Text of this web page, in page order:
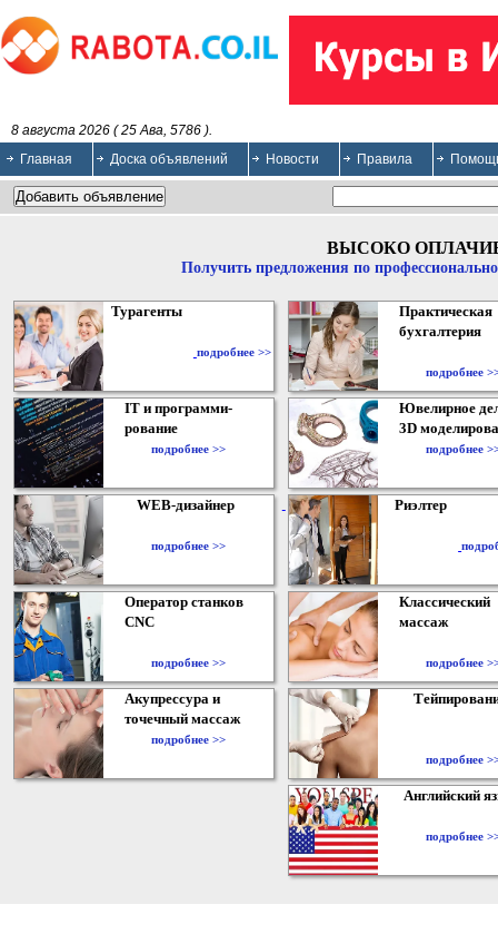
8 августа 2026 ( 25 Ава, 5786 ).
Главная
Доска объявлений Новости Правила
ВЫСОКО
Получить предложения по
Турагенты
подробнее >>
Практическая
бухгалтерия
подробнее
IT и программи-
рование
подробнее >>
Ювелирное
3D
подробнее
WEB-дизайнер
подробнее >>
Риэлтер
Оператор станков
CNC
подробнее >>
Классический
массаж
подробнее
Акупрессура и
точечный массаж
подробнее >>
подробнее
Английский
подробнее